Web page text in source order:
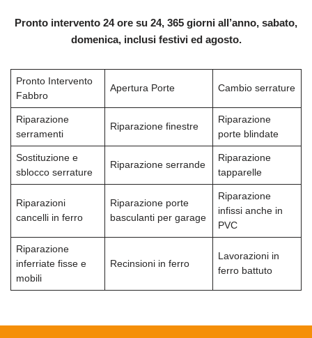
Pronto intervento 24 ore su 24, 365 giorni all’anno, sabato,
domenica, inclusi festivi ed agosto.
Pronto Intervento
Fabbro
Apertura Porte Cambio serrature
Riparazione
serramenti
Riparazione finestre
Riparazione
porte blindate
Sostituzione e
sblocco serrature
Riparazione serrande
Riparazione
tapparelle
Riparazioni
cancelli in ferro
Riparazione porte
basculanti per garage
Riparazione
infissi anche in
PVC
Riparazione
inferriate fisse e
mobili
Recinsioni in ferro
Lavorazioni in
ferro battuto